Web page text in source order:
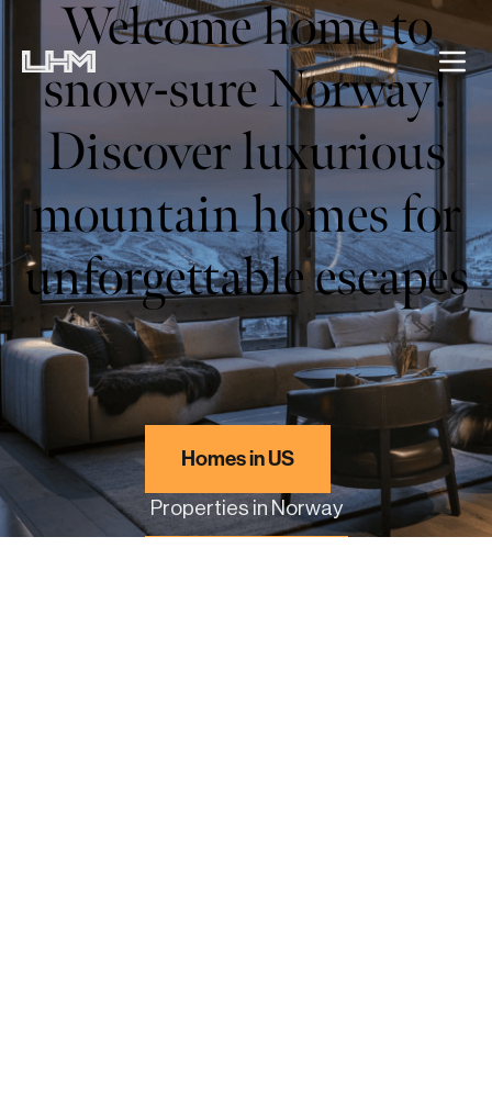
Welcome home to
snow-sure Norway!
Discover luxurious
mountain homes for
unforgettable escapes
Homes in US
Properties in Norway